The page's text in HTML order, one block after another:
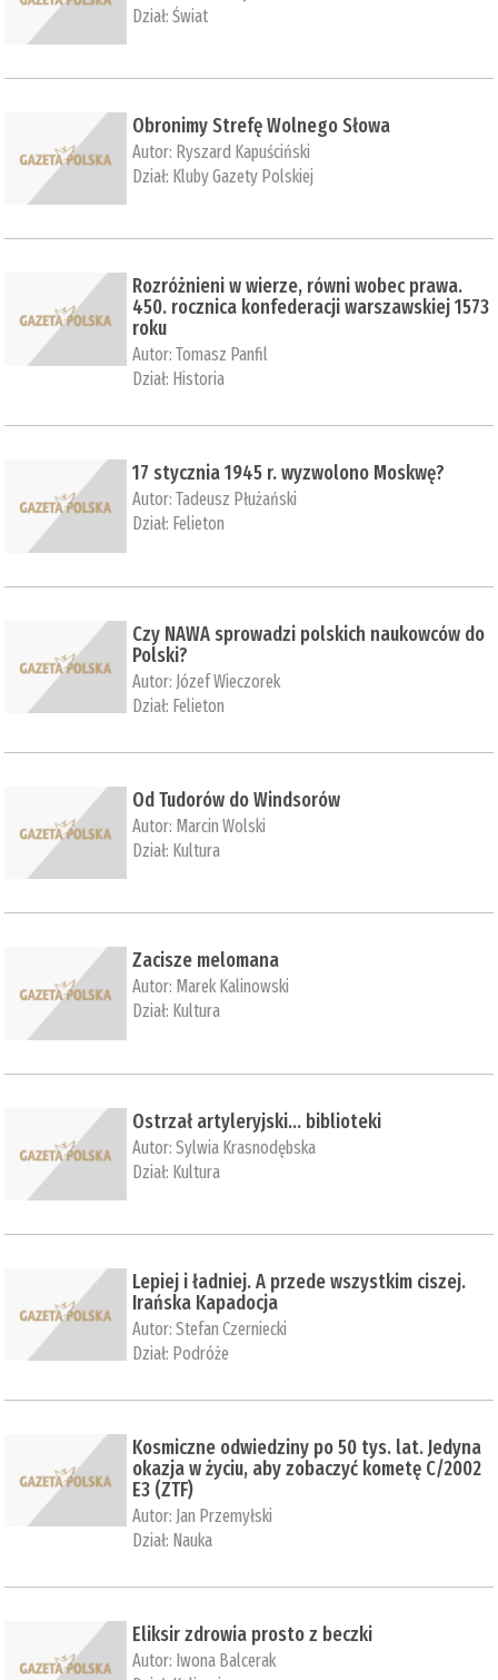
Dział:Świat
Obronimy Strefę Wolnego Słowa
Autor: Ryszard Kapuściński
Dział: Kluby Gazety Polskiej
Rozróżnieni w wierze, równi wobec prawa.
450. rocznica konfederacji warszawskiej 1573
roku
Autor:Tomasz Panfil
Dział: Historia
17 stycznia 1945 r. wyzwolono Moskwę?
Autor:Tadeusz Płużański
Dział: Felieton
Czy NAWA sprowadzi polskich naukowców do
Polski?
Autor: Józef Wieczorek
Dział: Felieton
Od Tudorów do Windsorów
Autor: Marcin Wolski
Dział: Kultura
Zacisze melomana
Autor: Marek Kalinowski
Dział: Kultura
Ostrzał artyleryjski… biblioteki
Autor:Sylwia Krasnodębska
Dział: Kultura
Lepiej i ładniej. A przede wszystkim ciszej.
Irańska Kapadocja
Autor:Stefan Czerniecki
Dział: Podróże
Kosmiczne odwiedziny po 50 tys. lat. Jedyna
okazja w życiu, aby zobaczyć kometę C/2002
E3 (ZTF)
Autor: Jan Przemyłski
Dział: Nauka
Eliksir zdrowia prosto z beczki
Autor: Iwona Balcerak